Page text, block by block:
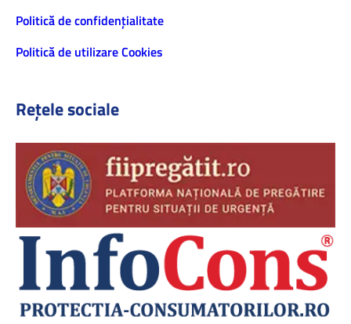
Politică de confidenţialitate
Politică de utilizare Cookies
Rețele sociale